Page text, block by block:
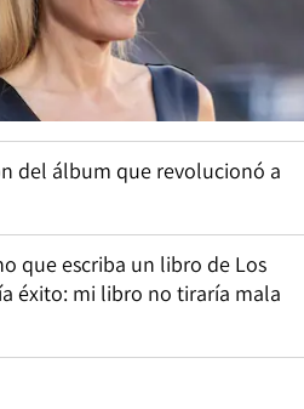
del álbum que revolucionó a
que escriba un libro de Los
éxito: mi libro no tiraría mala